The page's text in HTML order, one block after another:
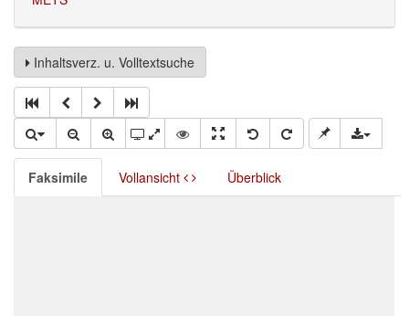
Inhaltsverz. u. Volltextsuche
Faksimile Vollansicht Überblick